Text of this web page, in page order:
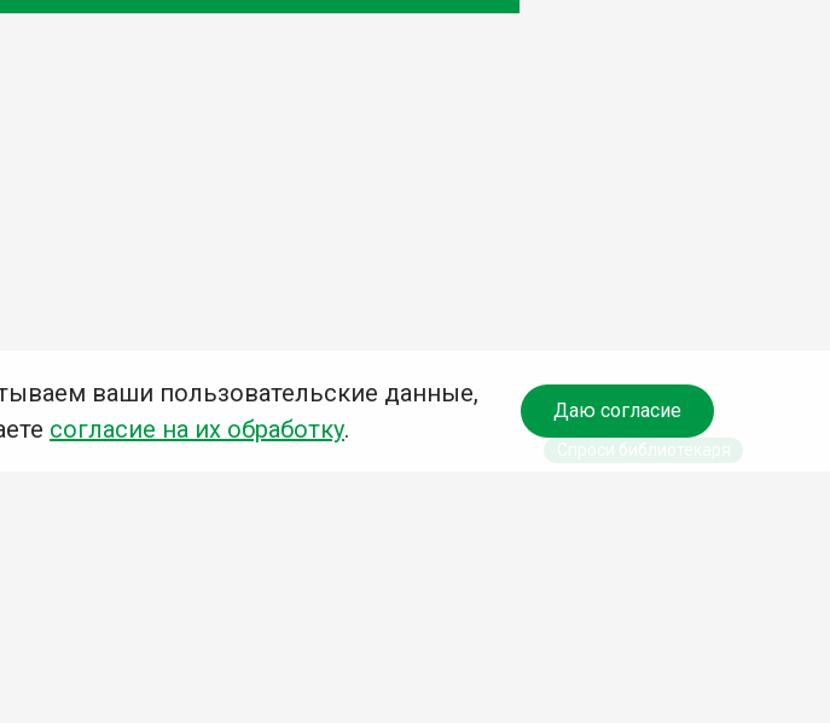
ваши пользовательские данные,
согласие на их обработку.
Даю согласие
Спроси библиотекаря